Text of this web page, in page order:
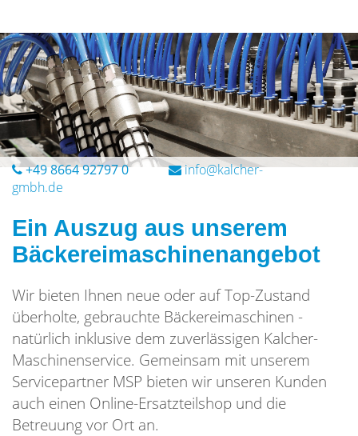
+49 8664 92797 0
Ein Auszug aus unserem
Bäckereimaschinenangebot
Wir bieten Ihnen neue oder auf Top-Zustand
überholte, gebrauchte Bäckereimaschinen -
natürlich inklusive dem zuverlässigen Kalcher-
Maschinenservice. Gemeinsam mit unserem
Servicepartner MSP bieten wir unseren Kunden
auch einen Online-Ersatzteilshop und die
Betreuung vor Ort an.